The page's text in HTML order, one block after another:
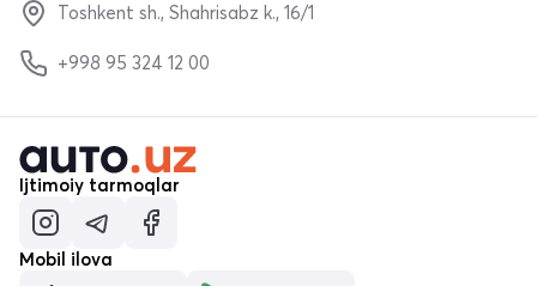
Toshkent sh., Shahrisabz k., 16/1
+998 95 324 12 00
Ijtimoiy tarmoqlar
Mobil ilova